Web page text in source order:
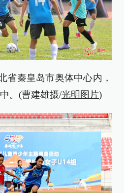
省秦皇岛市奥体中心内，
。(曹建雄摄/光明图片)